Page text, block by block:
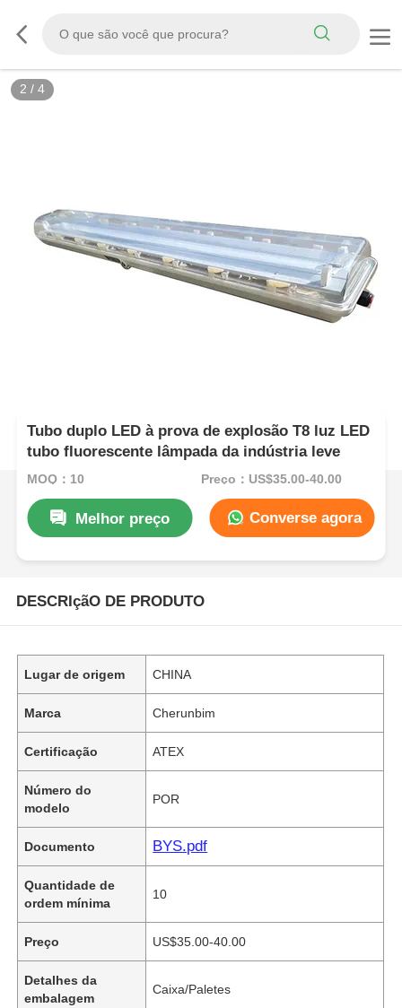
3 / 4
Tubo duplo LED à prova de explosão T8 luz LED
tubo fluorescente lâmpada da indústria leve
MOQ：10 Preço：US$35.00-40.00
Melhor preço Converse agora
DESCRIçãO DE PRODUTO
Lugar de origem CHINA
Marca Cherunbim
Certificação ATEX
Número do
modelo
POR
Documento BYS.pdf
Quantidade de
ordem mínima
10
Preço US$35.00-40.00
Detalhes da
embalagem
Caixa/Paletes